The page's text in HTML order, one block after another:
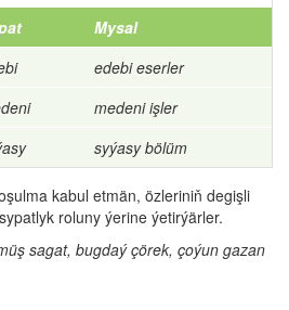
Mysal
edebi eserler
medeni işler
syýasy bölüm
kabul etmän, özleriniň degişli
roluny ýerine ýetirýärler.
sagat, bugdaý çörek, çoýun gazan